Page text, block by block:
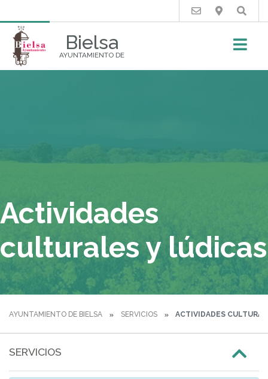
Bielsa
AYUNTAMIENTO DE
Buscar
Actividades
culturales y lúdicas
AYUNTAMIENTO DE BIELSA SERVICIOS ACTIVIDADES
SERVICIOS